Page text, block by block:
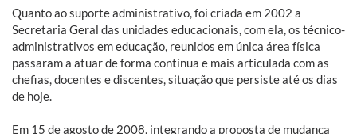
Quanto ao suporte administrativo, foi criada em 2002 a
Secretaria Geral das unidades educacionais, com ela, os técnico-
administrativos em educação, reunidos em única área física
passaram a atuar de forma contínua e mais articulada com as
chefias, docentes e discentes, situação que persiste até os dias
de hoje.
Em 15 de agosto de 2008, integrando a proposta de mudança